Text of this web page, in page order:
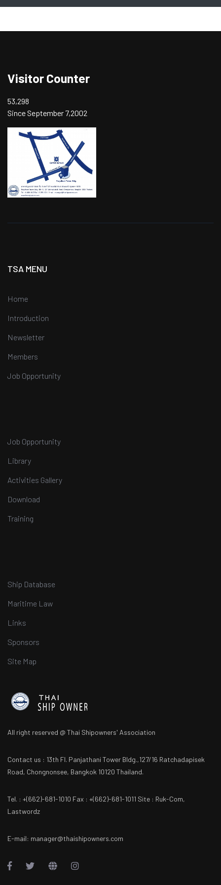
Visitor Counter
53,298
Since September 7,2002
TSA MENU
Home
Introduction
Newsletter
Members
Job Opportunity
Job Opportunity
Library
Activities Gallery
Download
Training
Ship Database
Maritime Law
Links
Sponsors
Site Map
All right reserved @ Thai Shipowners' Association
Contact us : 13th Fl. Panjathani Tower Bldg.,127/16 Ratchadapisek
Road, Chongnonsee, Bangkok 10120 Thailand.
Tel. : +(662)-681-1010 Fax : +(662)-681-1011 Site : Ruk-Com,
Lastwordz
E-mail: manager@thaishipowners.com